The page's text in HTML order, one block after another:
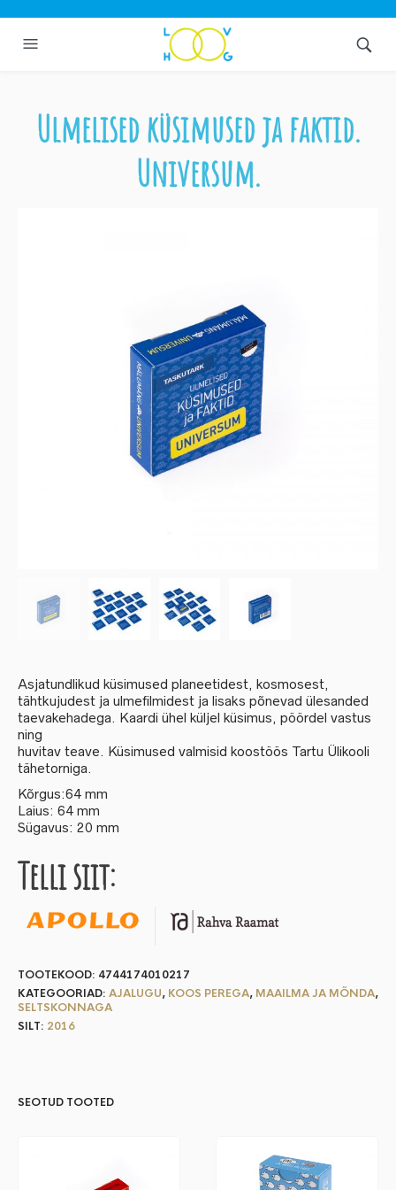
Ulmelised küsimused ja faktid.
Universum.
Asjatundlikud küsimused planeetidest, kosmosest,
tähtkujudest ja ulmefilmidest ja lisaks põnevad ülesanded
taevakehadega. Kaardi ühel küljel küsimus, pöördel vastus
ning
huvitav teave. Küsimused valmisid koostöös Tartu Ülikooli
tähetorniga.
Kõrgus:64 mm
Laius: 64 mm
Sügavus: 20 mm
Telli siit:
TOOTEKOOD: 4744174010217
KATEGOORIAD: AJALUGU, KOOS PEREGA, MAAILMA JA MÕNDA,
SELTSKONNAGA
SILT: 2016
SEOTUD TOOTED